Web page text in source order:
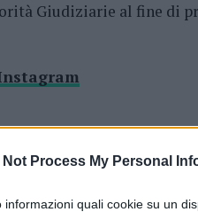
Not Process My Personal
informazioni quali cookie su un
Giudiziarie al fine di